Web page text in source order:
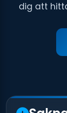
dig att